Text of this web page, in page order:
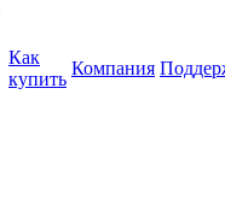
Как
купить
Компания